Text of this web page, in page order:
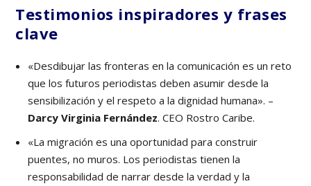
Testimonios inspiradores y frases
clave
«Desdibujar las fronteras en la comunicación es un reto
que los futuros periodistas deben asumir desde la
sensibilización y el respeto a la dignidad humana». –
Darcy Virginia Fernández. CEO Rostro Caribe.
«La migración es una oportunidad para construir
puentes, no muros. Los periodistas tienen la
responsabilidad de narrar desde la verdad y la